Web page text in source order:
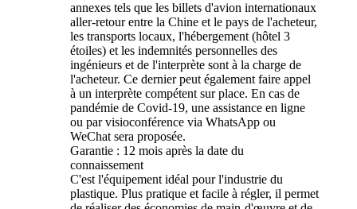
annexes tels que les billets d'avion internationaux
aller-retour entre la Chine et le pays de l'acheteur,
les transports locaux, l'hébergement (hôtel 3
étoiles) et les indemnités personnelles des
ingénieurs et de l'interprète sont à la charge de
l'acheteur. Ce dernier peut également faire appel
à un interprète compétent sur place. En cas de
pandémie de Covid-19, une assistance en ligne
ou par visioconférence via WhatsApp ou
WeChat sera proposée.
Garantie : 12 mois après la date du
connaissement
C'est l'équipement idéal pour l'industrie du
plastique. Plus pratique et facile à régler, il permet